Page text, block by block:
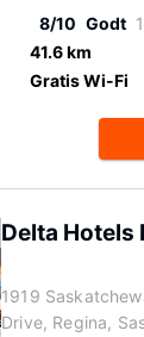
8/10 Godt
41.6 km
Gratis Wi-Fi
Delta Hotels
1919
Drive, Regina,